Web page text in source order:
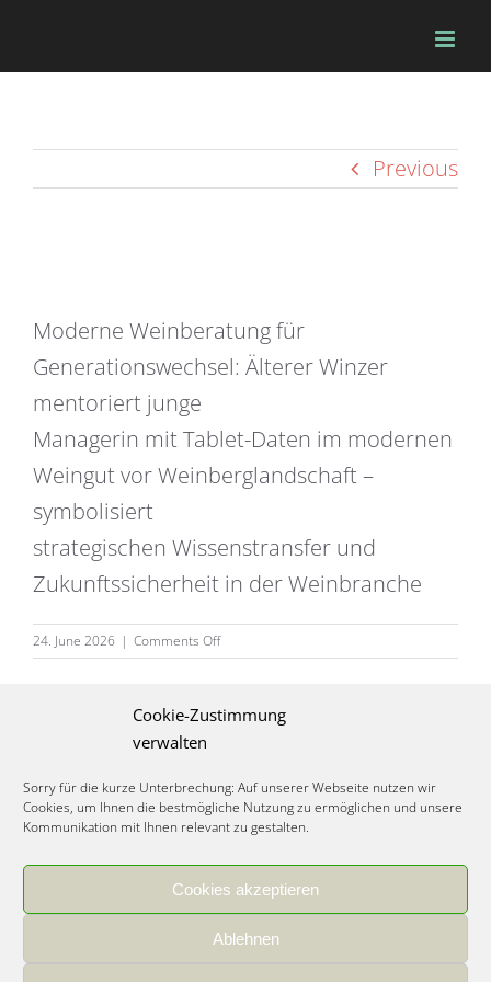
Cookie-Zustimmung
verwalten
Sorry für die kurze Unterbrechung: Auf unserer Webseite nutzen wir
Cookies, um Ihnen die bestmögliche Nutzung zu ermöglichen und unsere
Kommunikation mit Ihnen relevant zu gestalten.
Cookies akzeptieren
Ablehnen
Previous
Moderne Weinberatung für
Generationswechsel: Älterer Winzer
mentoriert junge
Managerin mit Tablet-Daten im modernen
Weingut vor Weinberglandschaft –
symbolisiert
strategischen Wissenstransfer und
Zukunftssicherheit in der Weinbranche
24. June 2026 | Comments Offon
weinberatung
DATENSCHUTZ|COOKIE RICHTLINIE